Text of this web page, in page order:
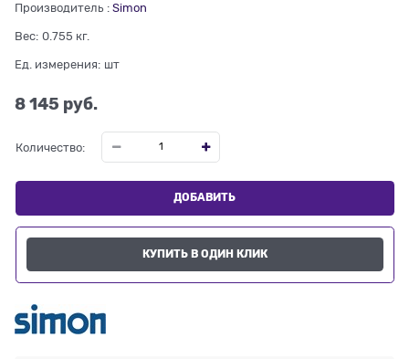
Производитель : Simon
Вес: 0.755 кг.
Ед. измерения: шт
8 145 руб.
Количество:
ДОБАВИТЬ
КУПИТЬ В ОДИН КЛИК